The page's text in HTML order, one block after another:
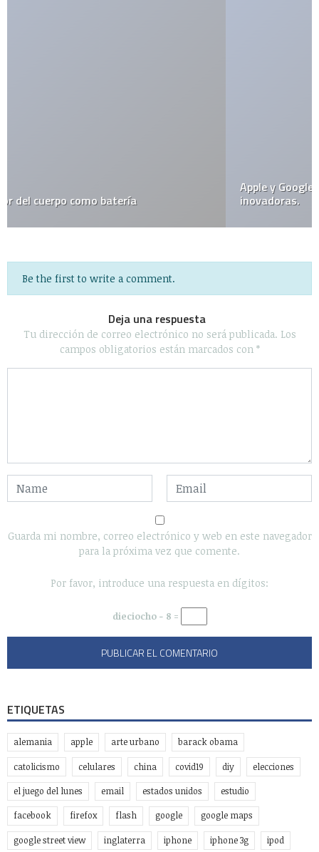
Apple y Google, Primeras entre las 50 compañías más
inovadoras.
Be the first to write a comment.
Deja una respuesta
Tu dirección de correo electrónico no será publicada. Los
campos obligatorios están marcados con *
Guarda mi nombre, correo electrónico y web en este navegador
para la próxima vez que comente.
Por favor, introduce una respuesta en dígitos:
dieciocho − 8 =
ETIQUETAS
alemania apple arte urbano barack obama
catolicismo celulares china covid19 diy elecciones
el juego del lunes email estados unidos estudio
facebook firefox flash google google maps
google street view inglaterra iphone iphone 3g ipod